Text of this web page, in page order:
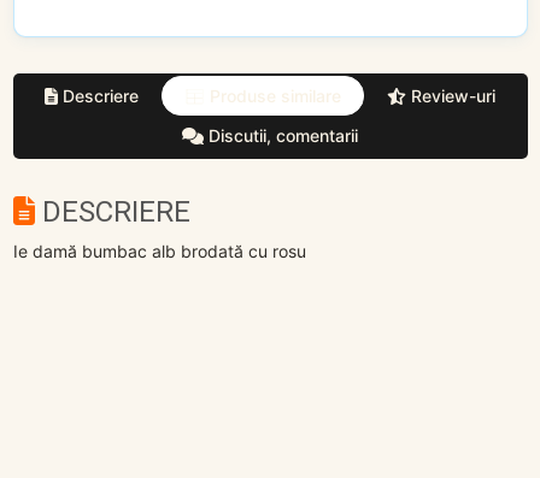
Descriere Produse similare
Review-uri
Discutii, comentarii
DESCRIERE
Ie damă bumbac alb brodată cu rosu